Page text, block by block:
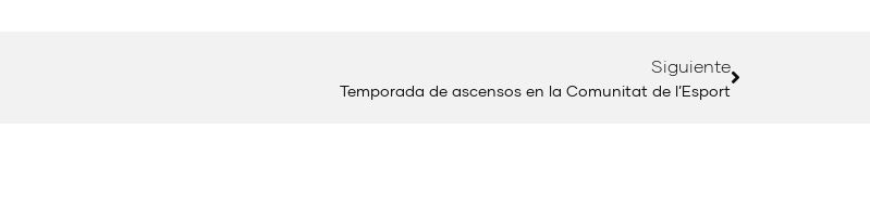
Siguiente
Temporada de ascensos en la Comunitat de l’Esport